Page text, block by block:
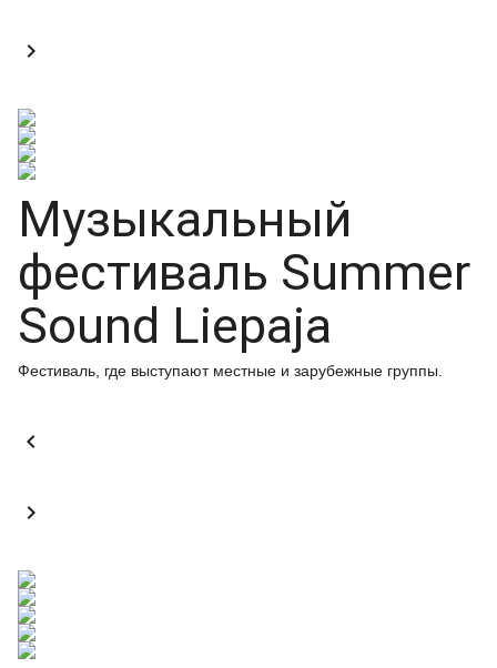

Музыкальный
фестиваль Summer
Sound Liepaja
Фестиваль, где выступают местные и зарубежные группы.

